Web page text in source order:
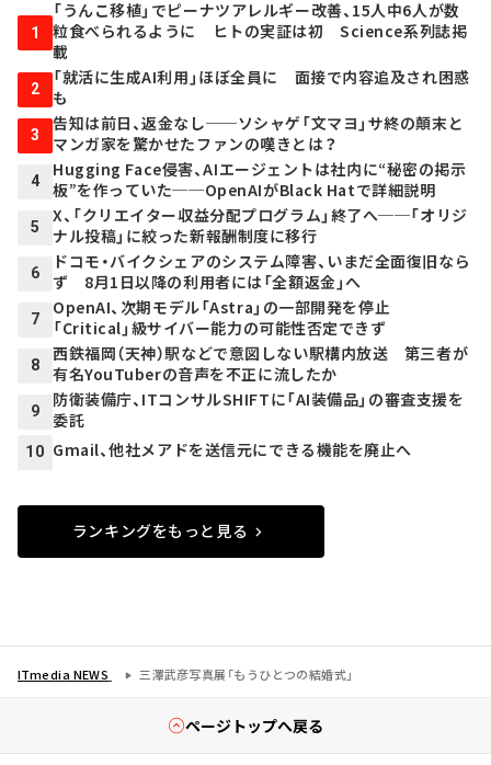
1
「うんこ移植」でピーナツアレルギー改善、15人中6人が数
粒食べられるように ヒトの実証は初 Science系列誌掲
載
2
「就活に生成AI利用」ほぼ全員に 面接で内容追及され困惑
も
3
告知は前日、返金なし──ソシャゲ「文マヨ」サ終の顛末と
マンガ家を驚かせたファンの嘆きとは？
4
Hugging Face侵害、AIエージェントは社内に“秘密の掲示
板”を作っていた──OpenAIがBlack Hatで詳細説明
5
X、「クリエイター収益分配プログラム」終了へ──「オリジ
ナル投稿」に絞った新報酬制度に移行
6
ドコモ・バイクシェアのシステム障害、いまだ全面復旧なら
ず 8月1日以降の利用者には「全額返金」へ
7
OpenAI、次期モデル「Astra」の一部開発を停止
「Critical」級サイバー能力の可能性否定できず
8
西鉄福岡（天神）駅などで意図しない駅構内放送 第三者が
有名YouTuberの音声を不正に流したか
9
防衛装備庁、ITコンサルSHIFTに「AI装備品」の審査支援を
委託
10 Gmail、他社メアドを送信元にできる機能を廃止へ
ランキングをもっと見る
ITmedia NEWS 三澤武彦写真展「もうひとつの結婚式」
ページトップへ戻る